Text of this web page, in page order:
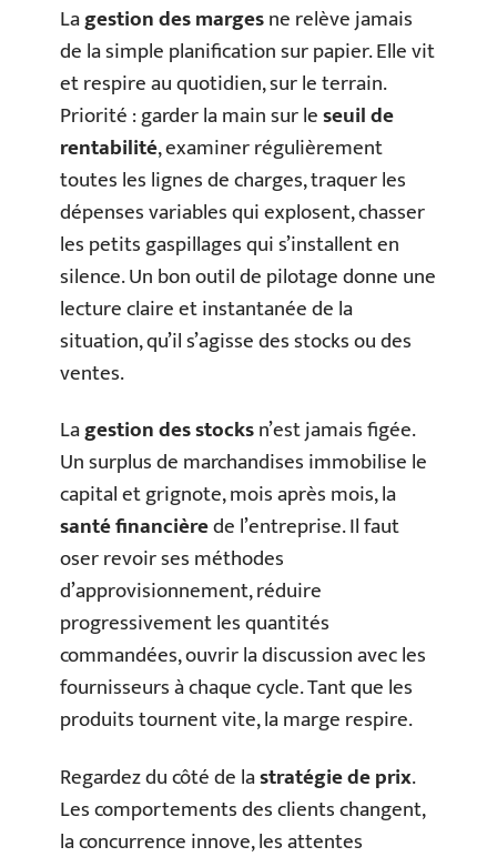
Lagestion des margesne relève jamais
de la simple planification sur papier. Elle vit
et respire au quotidien, sur le terrain.
Priorité : garder la main sur leseuil de
rentabilité, examiner régulièrement
toutes les lignes de charges, traquer les
dépenses variables qui explosent, chasser
les petits gaspillages qui s’installent en
silence. Un bon outil de pilotage donne une
lecture claire et instantanée de la
situation, qu’il s’agisse des stocks ou des
ventes.
Lagestion des stocksn’est jamais figée.
Un surplus de marchandises immobilise le
capital et grignote, mois après mois, la
santé financièrede l’entreprise. Il faut
oser revoir ses méthodes
d’approvisionnement, réduire
progressivement les quantités
commandées, ouvrir la discussion avec les
fournisseurs à chaque cycle. Tant que les
produits tournent vite, la marge respire.
Regardez du côté de lastratégie de prix.
Les comportements des clients changent,
la concurrence innove, les attentes